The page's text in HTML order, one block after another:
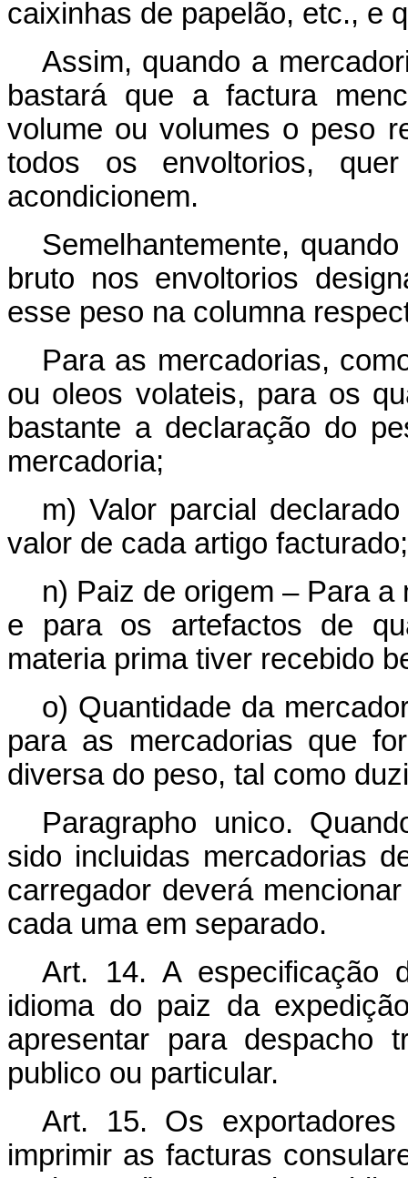
caixinhas de papelão, etc., e
Assim, quando a
bastará que a factura
volume ou volumes o peso
todos os envoltorios,
acondicionem.
Semelhantemente,
bruto nos envoltorios
esse peso na columna
Para as mercadorias,
ou oleos volateis, para os
bastante a declaração do
mercadoria;
m) Valor parcial
valor de cada artigo facturado;
n) Paiz de origem – Para
e para os artefactos de
materia prima tiver recebido
o) Quantidade da
para as mercadorias que
diversa do peso, tal como
Paragrapho unico.
sido incluidas mercadorias
carregador deverá
cada uma em separado.
Art. 14. A especificação
idioma do paiz da
apresentar para despacho
publico ou
Art. 15. Os
imprimir as facturas